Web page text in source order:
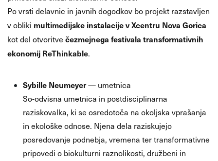
Po vrsti delavnic in javnih dogodkov bo projekt razstavljen
v obliki multimedijske instalacije v Xcentru Nova Gorica
kot del otvoritve čezmejnega festivala transformativnih
ekonomij ReThinkable.
Sybille Neumeyer— umetnica
So-odvisna umetnica in postdisciplinarna
raziskovalka, ki se osredotoča na okoljska vprašanja
in ekološke odnose. Njena dela raziskujejo
posredovanje podnebja, vremena ter transformativne
pripovedi o biokulturni raznolikosti, družbeni in